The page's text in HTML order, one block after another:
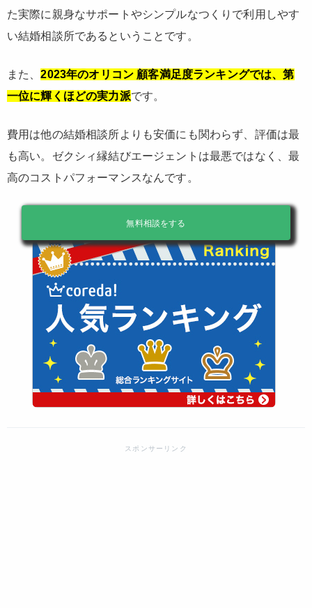
た実際に親身なサポートやシンプルなつくりで利用しやす
い結婚相談所であるということです。
また、2023年のオリコン 顧客満足度ランキングでは、第
一位に輝くほどの実力派です。
費用は他の結婚相談所よりも安価にも関わらず、評価は最
も高い。ゼクシィ縁結びエージェントは最悪ではなく、最
高のコストパフォーマンスなんです。
無料相談をする